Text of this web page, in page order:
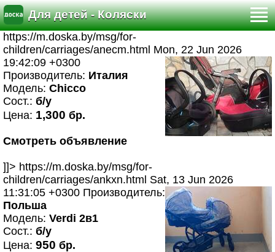
Для детей - Коляски
https://m.doska.by/msg/for-
children/carriages/anecm.html Mon, 22 Jun 2026
19:42:09 +0300
Производитель: Италия
Модель: Chicco
Сост.: б/у
Цена: 1,300 бр.
Смотреть объявление
]]> https://m.doska.by/msg/for-
children/carriages/ankxn.html Sat, 13 Jun 2026
11:31:05 +0300 Производитель:
Польша
Модель: Verdi 2в1
Сост.: б/у
Цена: 950 бр.